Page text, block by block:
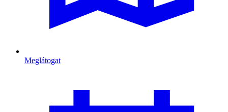
Meglátogat